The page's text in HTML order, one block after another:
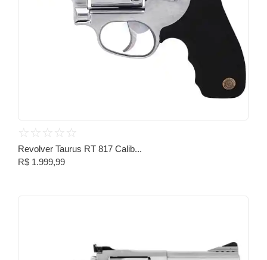
☆ ☆ ☆ ☆ ☆
Revolver Taurus RT 817 Calib...
R$ 1.999,99